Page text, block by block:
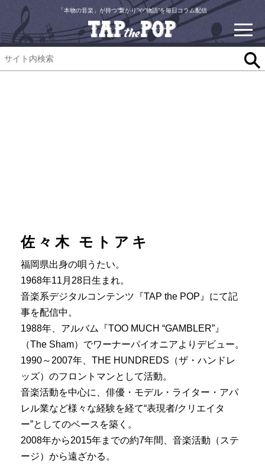
「本物の音楽」が持つ“繋がり”や“物語”を毎日コラム配信
佐々木 モトアキ
福岡県出身の唄うたい。
1968年11月28日生まれ。
音楽系デジタルコンテンツ『TAP the POP』にて記
事を配信中。
1988年、アルバム『TOO MUCH “GAMBLER”』
（The Sham）でワーナーパイオニアよりデビュー。
1990～2007年、THE HUNDREDS（ザ・ハンドレ
ッズ）のフロントマンとして活動。
音楽活動を中心に、俳優・モデル・ライター・アパ
レル業など様々な経験を経て“表現者/クリエイタ
ー”としてのベースを築く。
2008年から2015年までの約7年間、音楽活動（ステ
ージ）から遠ざかる。